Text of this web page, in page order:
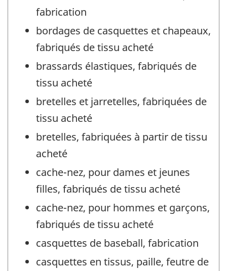
fabrication
bordages de casquettes et chapeaux,
fabriqués de tissu acheté
brassards élastiques, fabriqués de
tissu acheté
bretelles et jarretelles, fabriquées de
tissu acheté
bretelles, fabriquées à partir de tissu
acheté
cache-nez, pour dames et jeunes
filles, fabriqués de tissu acheté
cache-nez, pour hommes et garçons,
fabriqués de tissu acheté
casquettes de baseball, fabrication
casquettes en tissus, paille, feutre de